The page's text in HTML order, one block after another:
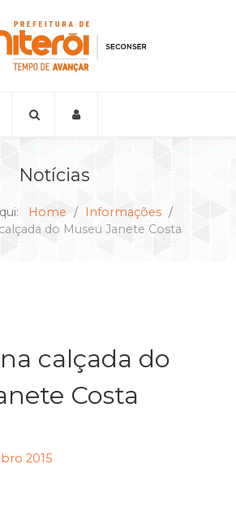
Notícias
Home
Informações
do Museu Janete Costa
calçada do
Costa
2015